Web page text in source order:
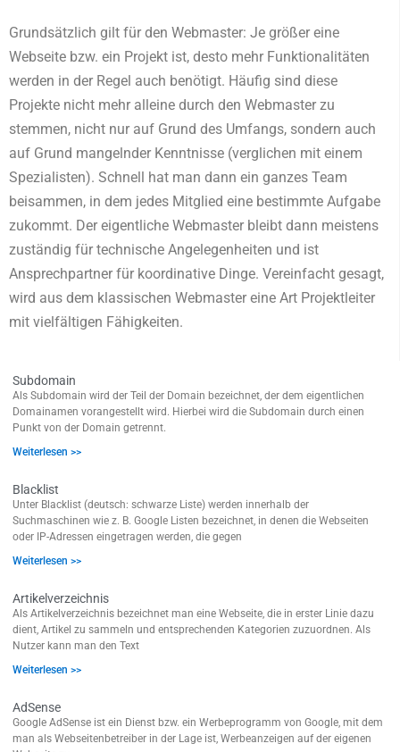
Grundsätzlich gilt für den Webmaster: Je größer eine
Webseite bzw. ein Projekt ist, desto mehr Funktionalitäten
werden in der Regel auch benötigt. Häufig sind diese
Projekte nicht mehr alleine durch den Webmaster zu
stemmen, nicht nur auf Grund des Umfangs, sondern auch
auf Grund mangelnder Kenntnisse (verglichen mit einem
Spezialisten). Schnell hat man dann ein ganzes Team
beisammen, in dem jedes Mitglied eine bestimmte Aufgabe
zukommt. Der eigentliche Webmaster bleibt dann meistens
zuständig für technische Angelegenheiten und ist
Ansprechpartner für koordinative Dinge. Vereinfacht gesagt,
wird aus dem klassischen Webmaster eine Art Projektleiter
mit vielfältigen Fähigkeiten.
Subdomain
Als Subdomain wird der Teil der Domain bezeichnet, der dem eigentlichen
Domainamen vorangestellt wird. Hierbei wird die Subdomain durch einen
Punkt von der Domain getrennt.
Weiterlesen >>
Blacklist
Unter Blacklist (deutsch: schwarze Liste) werden innerhalb der
Suchmaschinen wie z. B. Google Listen bezeichnet, in denen die Webseiten
oder IP-Adressen eingetragen werden, die gegen
Weiterlesen >>
Artikelverzeichnis
Als Artikelverzeichnis bezeichnet man eine Webseite, die in erster Linie dazu
dient, Artikel zu sammeln und entsprechenden Kategorien zuzuordnen. Als
Nutzer kann man den Text
Weiterlesen >>
AdSense
Google AdSense ist ein Dienst bzw. ein Werbeprogramm von Google, mit dem
man als Webseitenbetreiber in der Lage ist, Werbeanzeigen auf der eigenen